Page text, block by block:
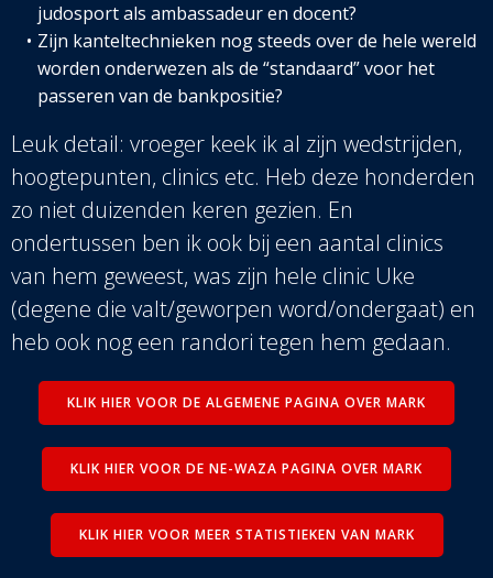
judosport als ambassadeur en docent?
Zijn kanteltechnieken nog steeds over de hele wereld
worden onderwezen als de “standaard” voor het
passeren van de bankpositie?
Leuk detail: vroeger keek ik al zijn wedstrijden,
hoogtepunten, clinics etc. Heb deze honderden
zo niet duizenden keren gezien. En
ondertussen ben ik ook bij een aantal clinics
van hem geweest, was zijn hele clinic Uke
(degene die valt/geworpen word/ondergaat) en
heb ook nog een randori tegen hem gedaan.
KLIK HIER VOOR DE ALGEMENE PAGINA OVER MARK
KLIK HIER VOOR DE NE-WAZA PAGINA OVER MARK
KLIK HIER VOOR MEER STATISTIEKEN VAN MARK